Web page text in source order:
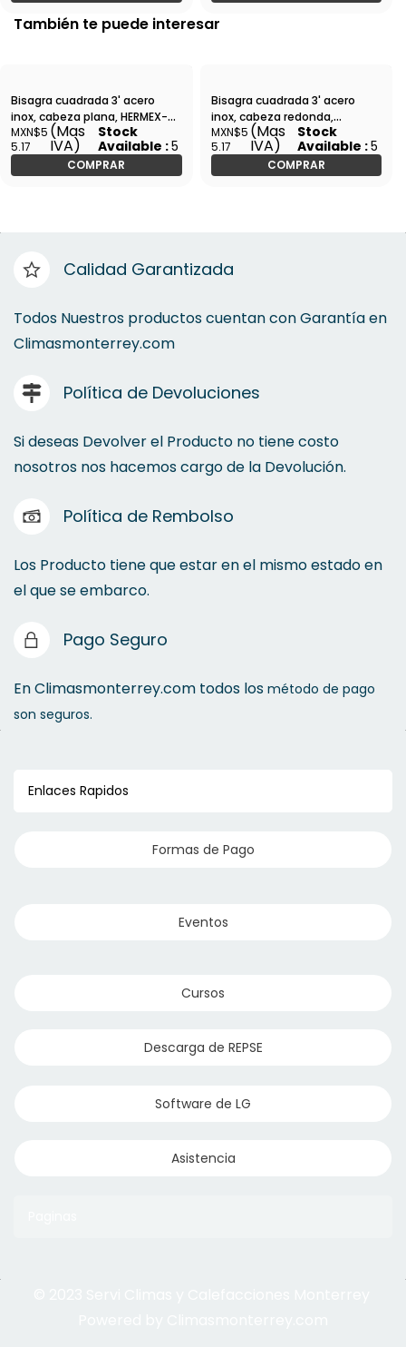
También te puede interesar
Bisagra cuadrada 3' acero
inox, cabeza plana, HERMEX-
BC-304P / 43227
MXN$5
5.17
(Mas
IVA)
Stock
Available :5
COMPRAR
Bisagra cuadrada 3' acero
inox, cabeza redonda,
HERMEX-BC-304R / 43222
MXN$5
5.17
(Mas
IVA)
Stock
Available :5
COMPRAR
Calidad Garantizada
Todos Nuestros productos cuentan con Garantía en
Climasmonterrey.com
Política de Devoluciones
Si deseas Devolver el Producto no tiene costo
nosotros nos hacemos cargo de la Devolución.
Política de Rembolso
Los Producto tiene que estar en el mismo estado en
el que se embarco.
Pago Seguro
En Climasmonterrey.com todos los método de pago
son seguros.
Enlaces Rapidos
Formas de Pago
Eventos
Cursos
Descarga de REPSE
Software de LG
Asistencia